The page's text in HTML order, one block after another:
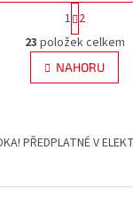
O
v
l
á
c
í
r
S
t
r
á
n
k
n
1 2
23 položek celkem
NAHORU
PŘEDPLATNÉ V